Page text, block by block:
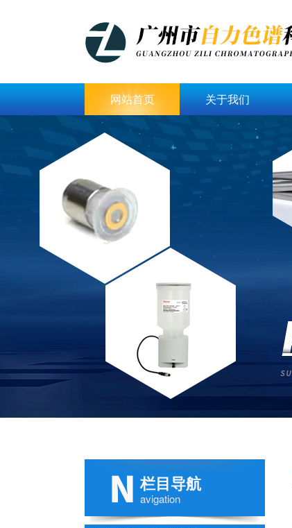
网站首页 关于我们
栏目导航
avigation